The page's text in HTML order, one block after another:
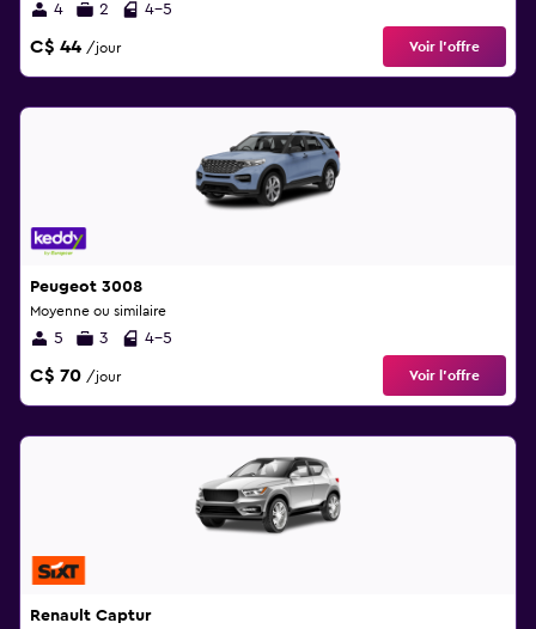
4 2 4-5
C$ 44 /jour Voir l’offre
Peugeot 3008
Moyenne ou similaire
5 3 4-5
C$ 70 /jour Voir l’offre
Renault Captur